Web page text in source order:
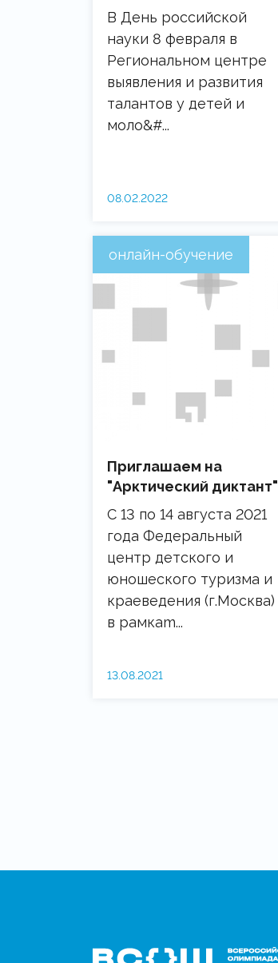
В День российской
науки 8 февраля в
Региональном центре
выявления и развития
талантов у детей и
моло&#...
08.02.2022
онлайн-обучение
Приглашаем на
"Арктический диктант"
С 13 по 14 августа 2021
года Федеральный
центр детского и
юношеского туризма и
краеведения (г.Москва)
в рамкаm...
13.08.2021